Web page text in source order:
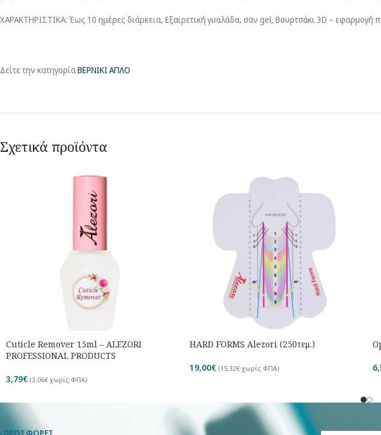
ΧΑΡΑΚΤΗΡΙΣΤΙΚΑ: Έως 10 ημέρες διάρκεια, Εξαιρετική γυαλάδα, σαν gel, Βουρτσάκι 3D – εφαρμογή
Δείτε την κατηγορίαΒΕΡΝΙΚΙ ΑΠΛΟ
Σχετικά προϊόντα
Cuticle Remover 15ml – ALEZORI
PROFESSIONAL PRODUCTS
3,79€ (3,06€ χωρίς ΦΠΑ)
HARD FORMS Alezori (250τεμ.)
19,00€ (15,32€χωρίς ΦΠΑ)